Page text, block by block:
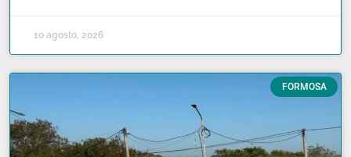
10 agosto, 2026
FORMOSA